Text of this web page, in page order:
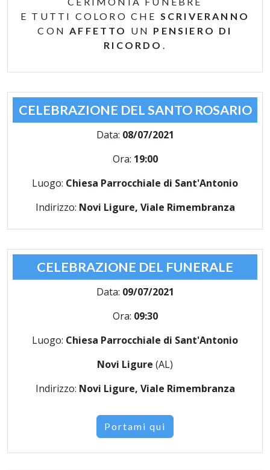
E TUTTI COLORO CHE SCRIVERANNO
CONAFFETTO UN PENSIERO DI
RICORDO .
CELEBRAZIONE DEL SANTO ROSARIO
Data: 08/07/2021
Ora: 19:00
Luogo: Chiesa Parrocchiale di Sant'Antonio
Indirizzo: Novi Ligure, Viale Rimembranza
CELEBRAZIONE DEL FUNERALE
Data: 09/07/2021
Ora: 09:30
Luogo: Chiesa Parrocchiale di Sant'Antonio
Novi Ligure (AL)
Indirizzo: Novi Ligure, Viale Rimembranza
Portami qui